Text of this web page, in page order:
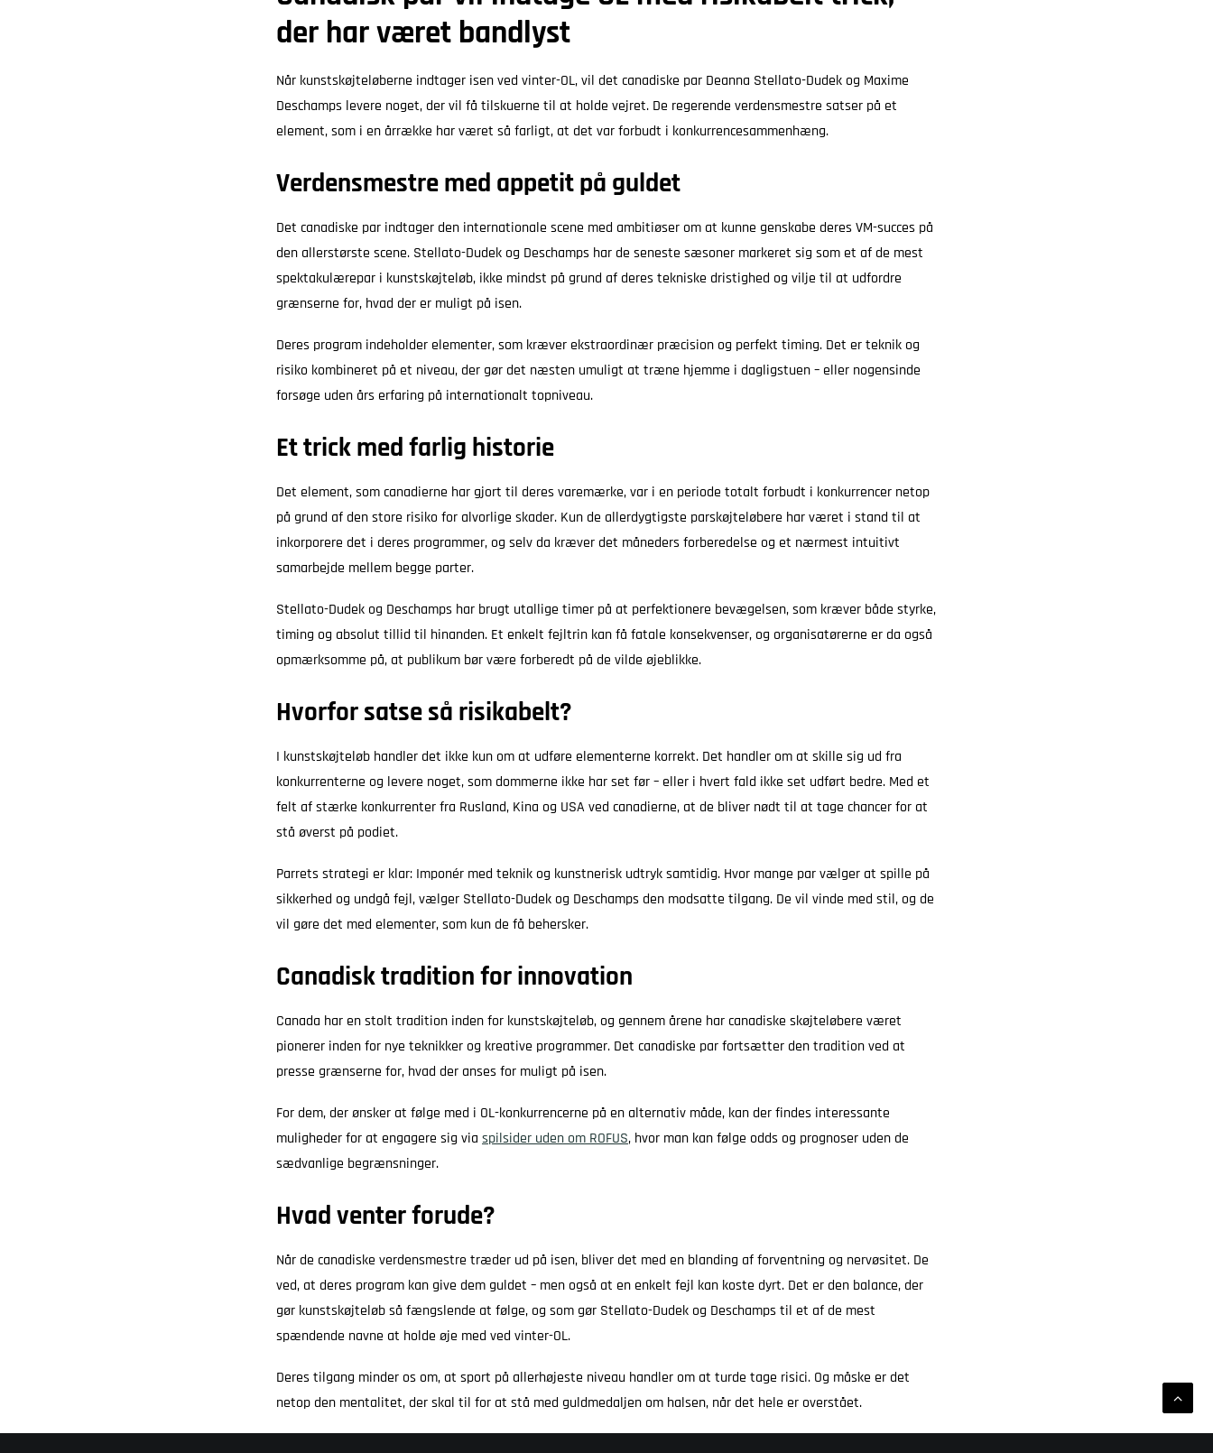
der har været bandlyst
Når kunstskøjteløberne indtager isen ved vinter-OL, vil det canadiske par Deanna Stellato-Dudek og Maxime
Deschamps levere noget, der vil få tilskuerne til at holde vejret. De regerende verdensmestre satser på et
element, som i en årrække har været så farligt, at det var forbudt i konkurrencesammenhæng.
Verdensmestre med appetit på guldet
Det canadiske par indtager den internationale scene med ambitiøser om at kunne genskabe deres VM-succes på
den allerstørste scene. Stellato-Dudek og Deschamps har de seneste sæsoner markeret sig som et af de mest
spektakulærepar i kunstskøjteløb, ikke mindst på grund af deres tekniske dristighed og vilje til at udfordre
grænserne for, hvad der er muligt på isen.
Deres program indeholder elementer, som kræver ekstraordinær præcision og perfekt timing. Det er teknik og
risiko kombineret på et niveau, der gør det næsten umuligt at træne hjemme i dagligstuen – eller nogensinde
forsøge uden års erfaring på internationalt topniveau.
Et trick med farlig historie
Det element, som canadierne har gjort til deres varemærke, var i en periode totalt forbudt i konkurrencer netop
på grund af den store risiko for alvorlige skader. Kun de allerdygtigste parskøjteløbere har været i stand til at
inkorporere det i deres programmer, og selv da kræver det måneders forberedelse og et nærmest intuitivt
samarbejde mellem begge parter.
Stellato-Dudek og Deschamps har brugt utallige timer på at perfektionere bevægelsen, som kræver både styrke,
timing og absolut tillid til hinanden. Et enkelt fejltrin kan få fatale konsekvenser, og organisatørerne er da også
opmærksomme på, at publikum bør være forberedt på de vilde øjeblikke.
Hvorfor satse så risikabelt?
I kunstskøjteløb handler det ikke kun om at udføre elementerne korrekt. Det handler om at skille sig ud fra
konkurrenterne og levere noget, som dommerne ikke har set før – eller i hvert fald ikke set udført bedre. Med et
felt af stærke konkurrenter fra Rusland, Kina og USA ved canadierne, at de bliver nødt til at tage chancer for at
stå øverst på podiet.
Parrets strategi er klar: Imponér med teknik og kunstnerisk udtryk samtidig. Hvor mange par vælger at spille på
sikkerhed og undgå fejl, vælger Stellato-Dudek og Deschamps den modsatte tilgang. De vil vinde med stil, og de
vil gøre det med elementer, som kun de få behersker.
Canadisk tradition for innovation
Canada har en stolt tradition inden for kunstskøjteløb, og gennem årene har canadiske skøjteløbere været
pionerer inden for nye teknikker og kreative programmer. Det canadiske par fortsætter den tradition ved at
presse grænserne for, hvad der anses for muligt på isen.
For dem, der ønsker at følge med i OL-konkurrencerne på en alternativ måde, kan der findes interessante
muligheder for at engagere sig via spilsider uden om ROFUS, hvor man kan følge odds og prognoser uden de
sædvanlige begrænsninger.
Hvad venter forude?
Når de canadiske verdensmestre træder ud på isen, bliver det med en blanding af forventning og nervøsitet. De
ved, at deres program kan give dem guldet – men også at en enkelt fejl kan koste dyrt. Det er den balance, der
gør kunstskøjteløb så fængslende at følge, og som gør Stellato-Dudek og Deschamps til et af de mest
spændende navne at holde øje med ved vinter-OL.
Deres tilgang minder os om, at sport på allerhøjeste niveau handler om at turde tage risici. Og måske er det
netop den mentalitet, der skal til for at stå med guldmedaljen om halsen, når det hele er overstået.